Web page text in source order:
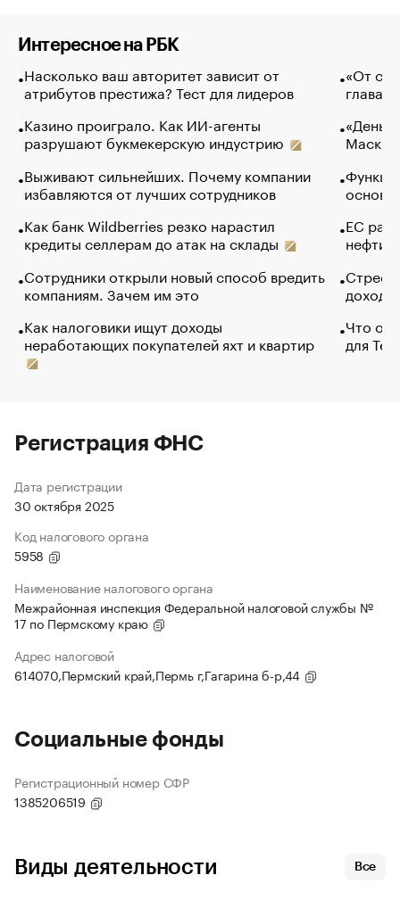
Интересное на РБК
Насколько ваш авторитет зависит от
атрибутов престижа? Тест для лидеров
Казино проиграло. Как ИИ-агенты
разрушают букмекерскую индустрию
Выживают сильнейших. Почему компании
избавляются от лучших сотрудников
Как банк Wildberries резко нарастил
кредиты селлерам до атак на склады
Сотрудники открыли новый способ вредить
компаниям. Зачем им это
Как налоговики ищут доходы
неработающих покупателей яхт и квартир
«От
глава
Маск в
основ
ЕС
нефти
Что
для
Регистрация ФНС
Дата регистрации
30 октября 2025
Код налогового органа
5958
Наименование налогового органа
Межрайонная инспекция Федеральной налоговой службы №
17 по Пермскому краю
Адрес налоговой
614070,Пермский край,Пермь г,Гагарина б-р,44
Социальные фонды
Регистрационный номер СФР
1385206519
Виды деятельности Все